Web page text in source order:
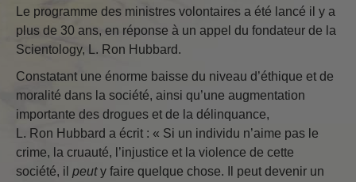
Le programme des ministres volontaires a été lancé il y a
plus de 30 ans, en réponse à un appel du fondateur de la
Scientology, L. Ron Hubbard.
Constatant une énorme baisse du niveau d’éthique et de
moralité dans la société, ainsi qu’une augmentation
importante des drogues et de la délinquance,
L. Ron Hubbard a écrit : « Si un individu n’aime pas le
crime, la cruauté, l’injustice et la violence de cette
société, il peuty faire quelque chose. Il peut devenir un